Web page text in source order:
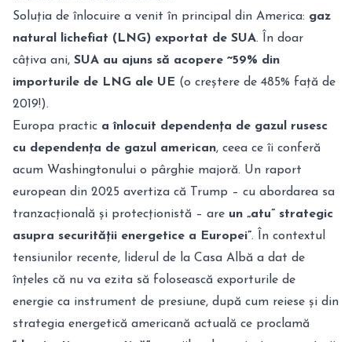
Soluția de înlocuire a venit în principal din America: gaz
natural lichefiat (LNG) exportat de SUA. În doar
câțiva ani, SUA au ajuns să acopere ~59% din
importurile de LNG ale UE (o creștere de 485% față de
2019!).
Europa practic a înlocuit dependența de gazul rusesc
cu dependența de gazul american, ceea ce îi conferă
acum Washingtonului o pârghie majoră. Un raport
european din 2025 avertiza că Trump – cu abordarea sa
tranzacțională și protecționistă – are un „atu” strategic
asupra securității energetice a Europei”. În contextul
tensiunilor recente, liderul de la Casa Albă a dat de
înțeles că nu va ezita să folosească exporturile de
energie ca instrument de presiune, după cum reiese și din
strategia energetică americană actuală ce proclamă